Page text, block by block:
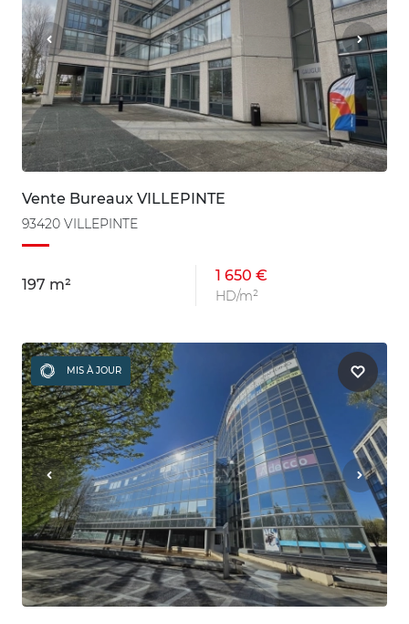
Vente Bureaux VILLEPINTE
93420 VILLEPINTE
197 m²
1 650 €
HD/m²
MIS À JOUR